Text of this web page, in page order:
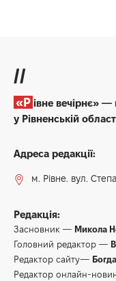
соснами,
рейди у протидії
посилили заходи
admin 20 Грудня
1 хв. читання